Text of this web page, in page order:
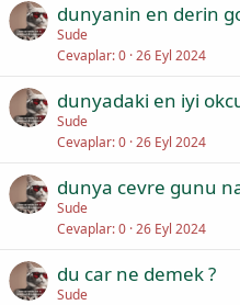
dunyanin en derin
Sude
Cevaplar 0 26 Eyl 2024
dunyadaki en iyi
Sude
Cevaplar 0 26 Eyl 2024
dunya cevre gunu
Sude
Cevaplar 0 26 Eyl 2024
du car ne demek ?
Sude